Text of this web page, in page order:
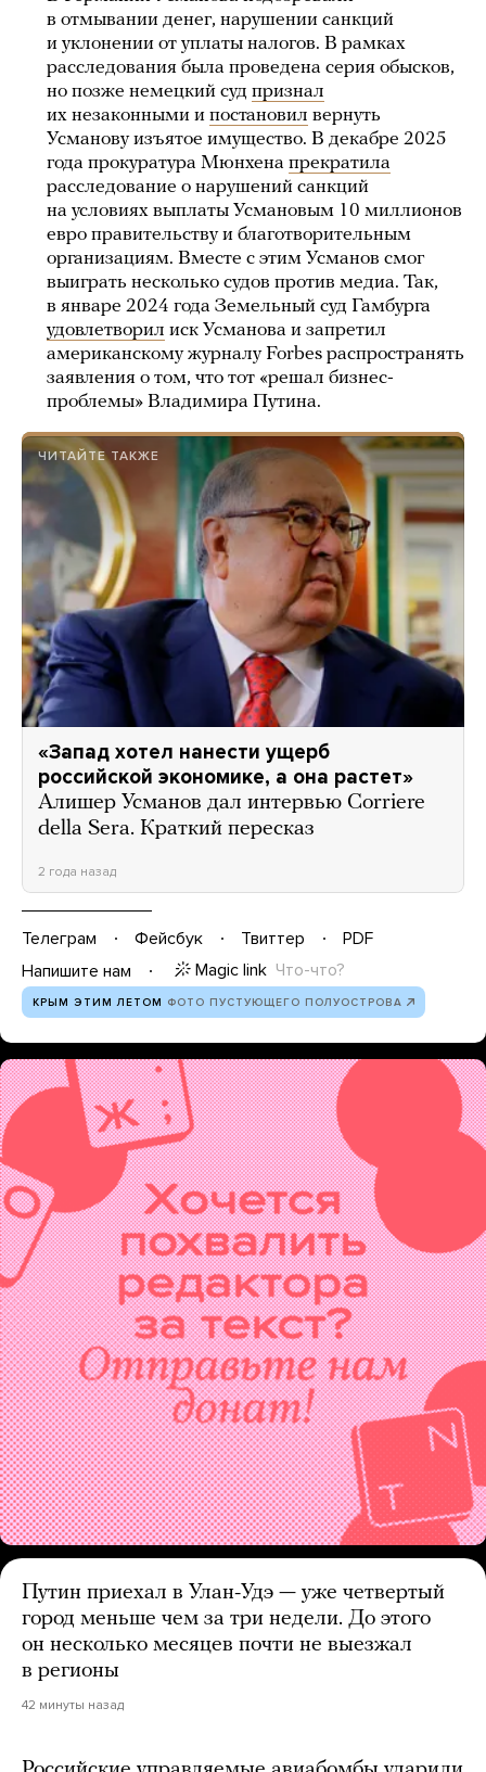
в отмывании денег, нарушении санкций
и уклонении от уплаты налогов. В рамках
расследования была проведена серия обысков,
но позже немецкий суд признал
их незаконными и постановил вернуть
Усманову изъятое имущество. В декабре 2025
года прокуратура Мюнхена прекратила
расследование о нарушений санкций
на условиях выплаты Усмановым 10 миллионов
евро правительству и благотворительным
организациям. Вместе с этим Усманов смог
выиграть несколько судов против медиа. Так,
в январе 2024 года Земельный суд Гамбурга
удовлетворил иск Усманова и запретил
американскому журналу Forbes распространять
заявления о том, что тот «решал бизнес-
проблемы» Владимира Путина.
ЧИТАЙТЕ ТАКЖЕ
«Запад хотел нанести ущерб
российской экономике, а она растет»
Алишер Усманов дал интервью Corriere
della Sera. Краткий пересказ
2 года назад
Телеграм Фейсбук Твиттер
PDF
Напишите нам
Magic link Что-что?
КРЫМ ЭТИМ ЛЕТОМ ФОТО ПУСТУЮЩЕГО ПОЛУОСТРОВА
Путин приехал в Улан-Удэ — уже четвертый
город меньше чем за три недели. До этого
он несколько месяцев почти не выезжал
в регионы
42 минуты назад